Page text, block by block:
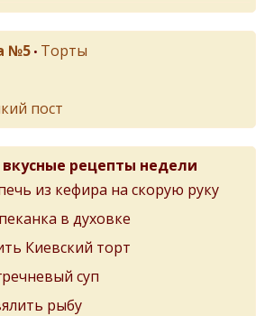
№5 • Торты
пост
рецепты недели
из кефира на скорую руку
в духовке
Киевский торт
суп
рыбу